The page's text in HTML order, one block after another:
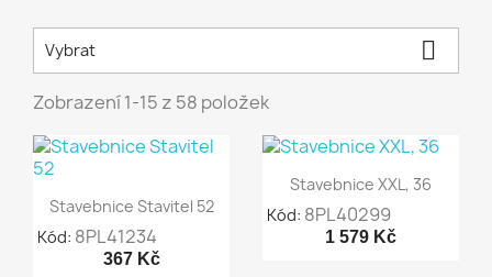
Vybrat 
Zobrazení 1-15 z 58 položek
 Rychlý náhled
Stavebnice Stavitel 52
Kód: 8PL41234
367 Kč
 Rychlý náhled
Stavebnice XXL, 36
Kód: 8PL40299
1 579 Kč